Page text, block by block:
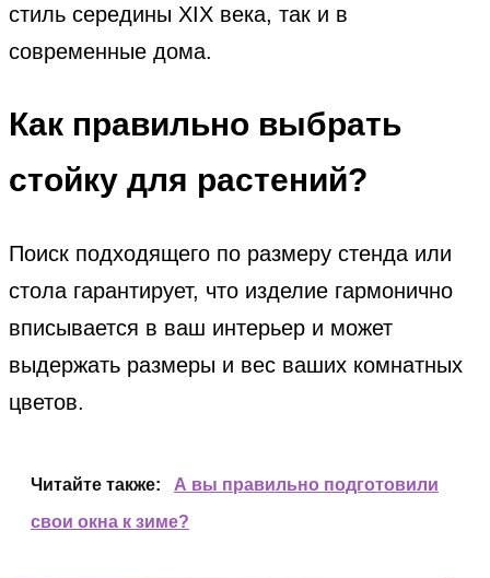
стиль середины XIX века, так и в
современные дома.
Как правильно выбрать
стойку для растений?
Поиск подходящего по размеру стенда или
стола гарантирует, что изделие гармонично
вписывается в ваш интерьер и может
выдержать размеры и вес ваших комнатных
цветов.
Читайте также:
А вы правильно подготовили
свои окна к зиме?